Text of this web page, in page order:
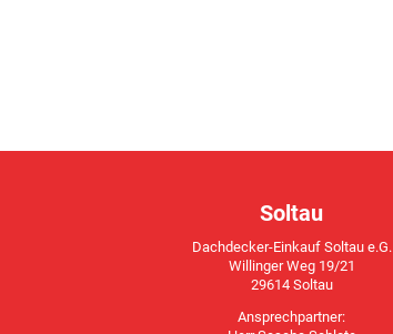
Soltau
Dachdecker-Einkauf Soltau e.G.
Willinger Weg 19/21
29614 Soltau
Ansprechpartner: